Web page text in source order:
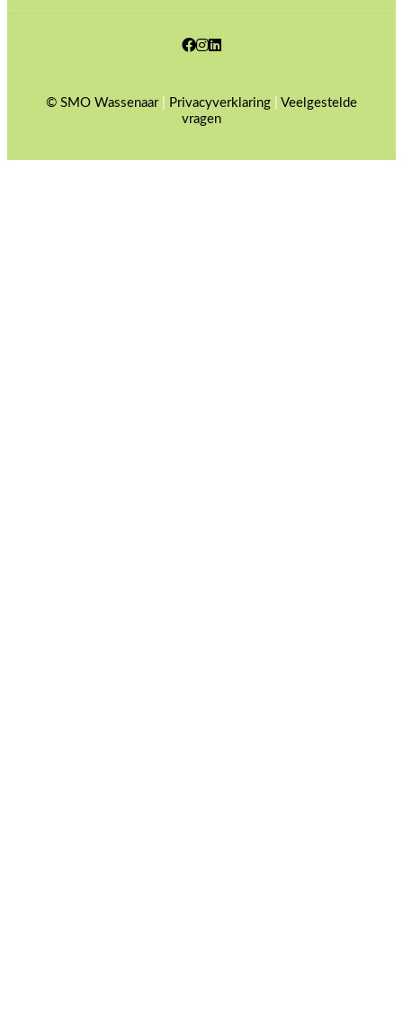
Facebook
Instagram
© SMO Wassenaar| Privacyverklaring
Veelgestelde
vragen